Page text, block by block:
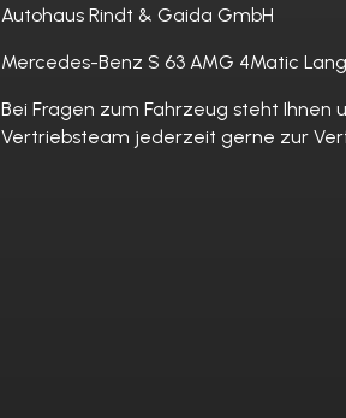
Autohaus Rindt & Gaida GmbH
Mercedes-Benz S 63 AMG 4Matic Lang
Bei Fragen zum Fahrzeug steht Ihnen
Vertriebsteam jederzeit gerne zur